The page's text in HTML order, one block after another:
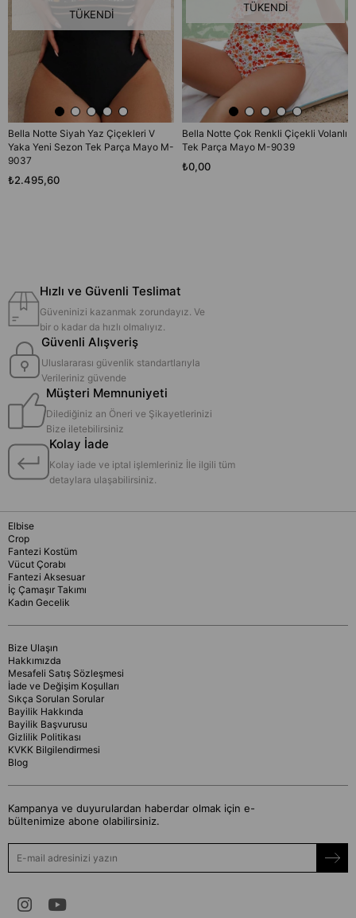
TÜKENDI
Bella Notte Siyah Yaz Çiçekleri V
Yaka Yeni Sezon Tek Parça Mayo M-
9037
₺2.495,60
TÜKENDI
Bella Notte Çok Renkli Çiçekli Volanlı
Tek Parça Mayo M-9039
₺0,00
Hızlı ve Güvenli Teslimat
Güveninizi kazanmak zorundayız. Ve
bir o kadar da hızlı olmalıyız.
Güvenli Alışveriş
Uluslararası güvenlik standartlarıyla
Verileriniz güvende
Müşteri Memnuniyeti
Dilediğiniz an Öneri ve Şikayetlerinizi
Bize iletebilirsiniz
Kolay İade
Kolay iade ve iptal işlemleriniz İle ilgili tüm
detaylara ulaşabilirsiniz.
Elbise
Crop
Fantezi Kostüm
Vücut Çorabı
Fantezi Aksesuar
İç Çamaşır Takımı
Kadın Gecelik
Bize Ulaşın
Hakkımızda
Mesafeli Satış Sözleşmesi
İade ve Değişim Koşulları
Sıkça Sorulan Sorular
Bayilik Hakkında
Bayilik Başvurusu
Gizlilik Politikası
KVKK Bilgilendirmesi
Blog
Kampanya ve duyurulardan haberdar olmak için e-
bültenimize abone olabilirsiniz.